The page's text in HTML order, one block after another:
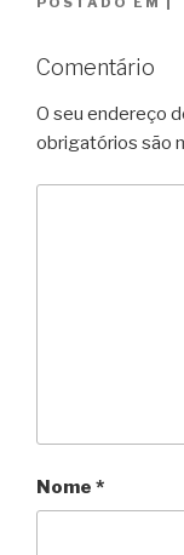
Comentário
O seu endereço
obrigatórios são
Nome *